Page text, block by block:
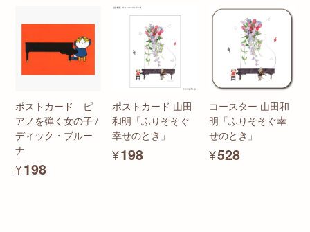
ポストカード ピ
アノを弾く女の子 /
ディック・ブルー
ナ
¥198
ポストカード 山田
和明「ふりそそぐ
幸せのとき」
¥198
コースター 山田和
明「ふりそそぐ幸
せのとき」
¥528